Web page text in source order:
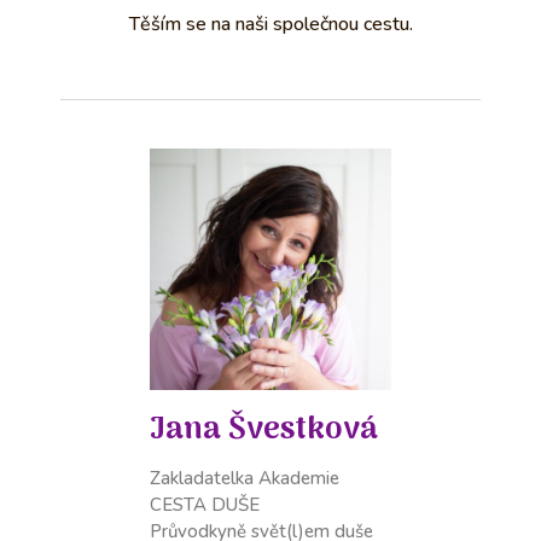
Těším se na naši společnou cestu.
Jana Švestková
Zakladatelka Akademie
CESTA DUŠE
Průvodkyně svět(l)em duše